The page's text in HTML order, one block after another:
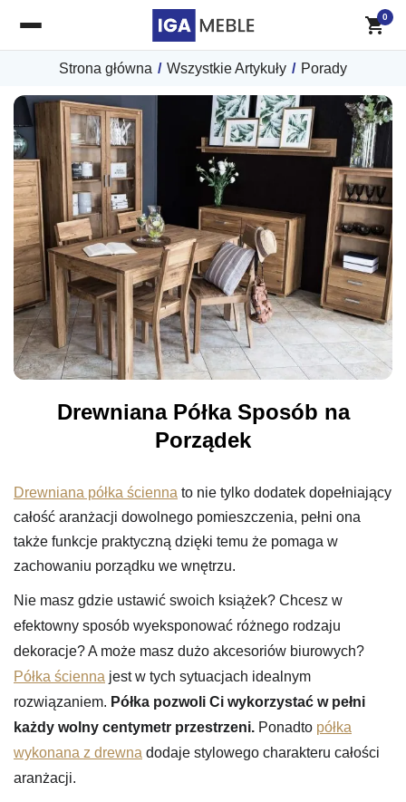
Strona główna / Wszystkie Artykuły / Porady
Drewniana Półka Sposób na
Porządek
Drewniana półka ścienna to nie tylko dodatek dopełniający
całość aranżacji dowolnego pomieszczenia, pełni ona
także funkcje praktyczną dzięki temu że pomaga w
zachowaniu porządku we wnętrzu.
Nie masz gdzie ustawić swoich książek? Chcesz w
efektowny sposób wyeksponować różnego rodzaju
dekoracje? A może masz dużo akcesoriów biurowych?
Półka ścienna jest w tych sytuacjach idealnym
rozwiązaniem. Półka pozwoli Ci wykorzystać w pełni
każdy wolny centymetr przestrzeni. Ponadto półka
wykonana z drewna dodaje stylowego charakteru całości
aranżacji.
0